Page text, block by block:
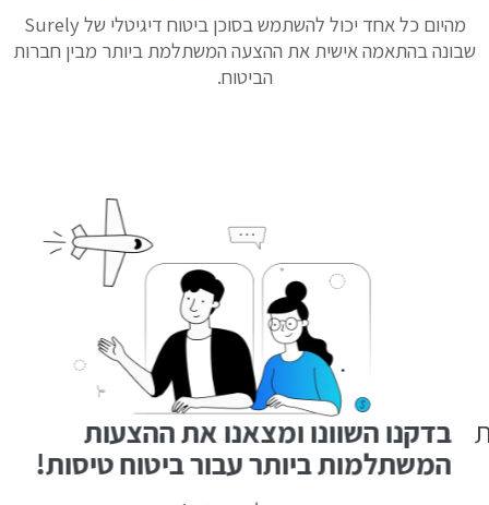
מהיום כל אחד יכול להשתמש בסוכן ביטוח דיגיטלי של Surely
שבונה בהתאמה אישית את ההצעה המשתלמת ביותר מבין חברות
הביטוח.
בדקנו השוונו ומצאנו את ההצעות
המשתלמות ביותר עבור ביטוח טיסות!